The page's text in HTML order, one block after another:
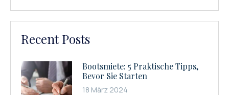
Recent Posts
Bootsmiete: 5 Praktische Tipps,
Bevor Sie Starten
18 März 2024